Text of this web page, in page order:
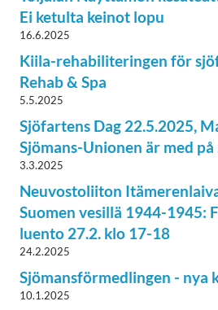
Ei ketulta keinot lopu
16.6.2025
Kiila-rehabiliteringen för
Rehab & Spa
5.5.2025
Sjöfartens Dag 22.5.2025,
Sjömans-Unionen är med på
3.3.2025
Neuvostoliiton
Suomen vesillä 1944-1945:
luento 27.2. klo 17-18
24.2.2025
Sjömansförmedlingen -
10.1.2025